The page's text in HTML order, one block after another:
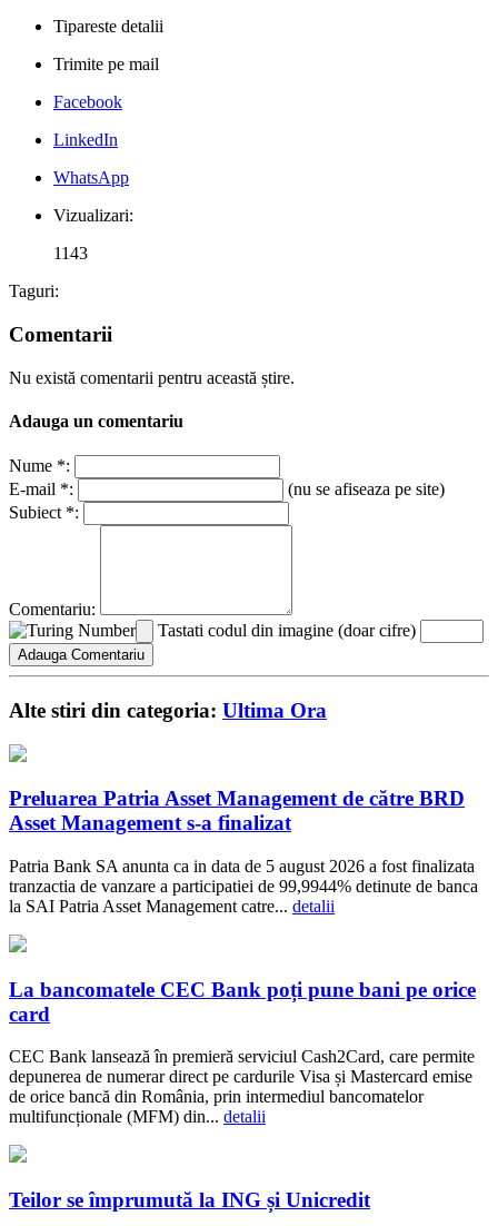
Tipareste detalii
Trimite pe mail
Facebook
LinkedIn
WhatsApp
Vizualizari:
1143
Taguri:
Comentarii
Nu există comentarii pentru această știre.
Adauga un comentariu
Nume *:
E-mail *:
(nu se afiseaza pe site)
Subiect *:
Comentariu:
Tastati codul din imagine (doar cifre)
Alte stiri din categoria: Ultima Ora
Preluarea Patria Asset Management de către BRD
Asset Management s-a finalizat
Patria Bank SA anunta ca in data de 5 august 2026 a fost finalizata
tranzactia de vanzare a participatiei de 99,9944% detinute de banca
la SAI Patria Asset Management catre... detalii
La bancomatele CEC Bank poți pune bani pe orice
card
CEC Bank lansează în premieră serviciul Cash2Card, care permite
depunerea de numerar direct pe cardurile Visa și Mastercard emise
de orice bancă din România, prin intermediul bancomatelor
multifuncționale (MFM) din... detalii
Teilor se împrumută la ING și Unicredit